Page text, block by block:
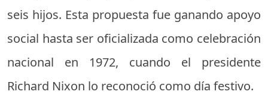
seis hijos. Esta propuesta fue ganando apoyo
social hasta ser oficializada como celebración
nacional en 1972, cuando el presidente
Richard Nixon lo reconoció como día festivo.